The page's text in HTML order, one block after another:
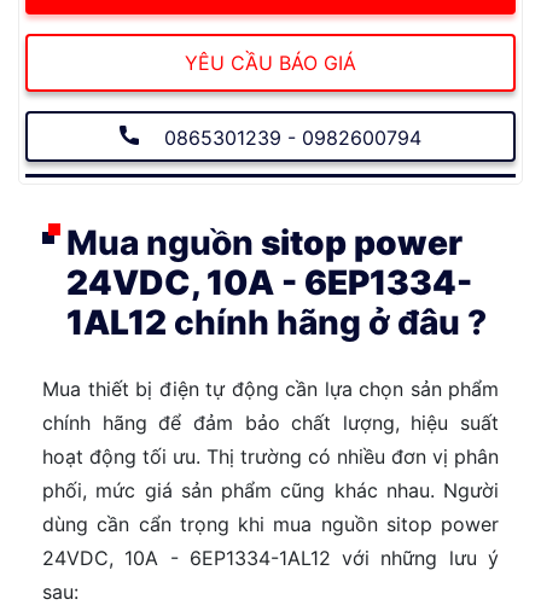
YÊU CẦU BÁO GIÁ
0865301239 - 0982600794
Mua nguồn sitop power
24VDC, 10A - 6EP1334-
1AL12 chính hãng ở đâu ?
Mua thiết bị điện tự động cần lựa chọn sản phẩm
chính hãng để đảm bảo chất lượng, hiệu suất
hoạt động tối ưu. Thị trường có nhiều đơn vị phân
phối, mức giá sản phẩm cũng khác nhau. Người
dùng cần cẩn trọng khi mua nguồn sitop power
24VDC, 10A - 6EP1334-1AL12 với những lưu ý
sau: